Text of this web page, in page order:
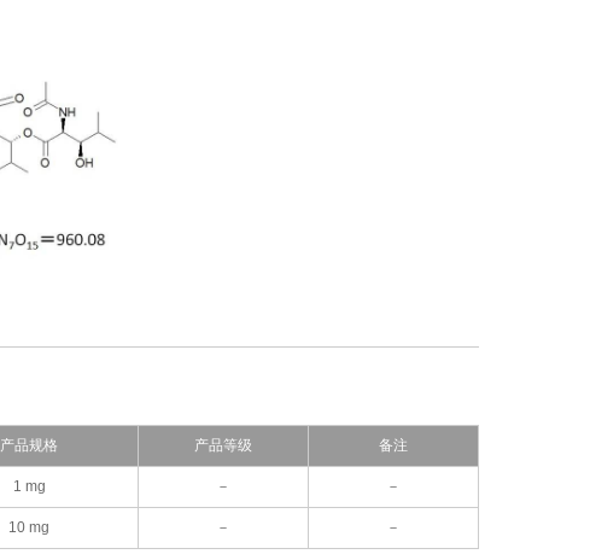
产品规格 产品等级 备注
1 mg － －
10 mg － －